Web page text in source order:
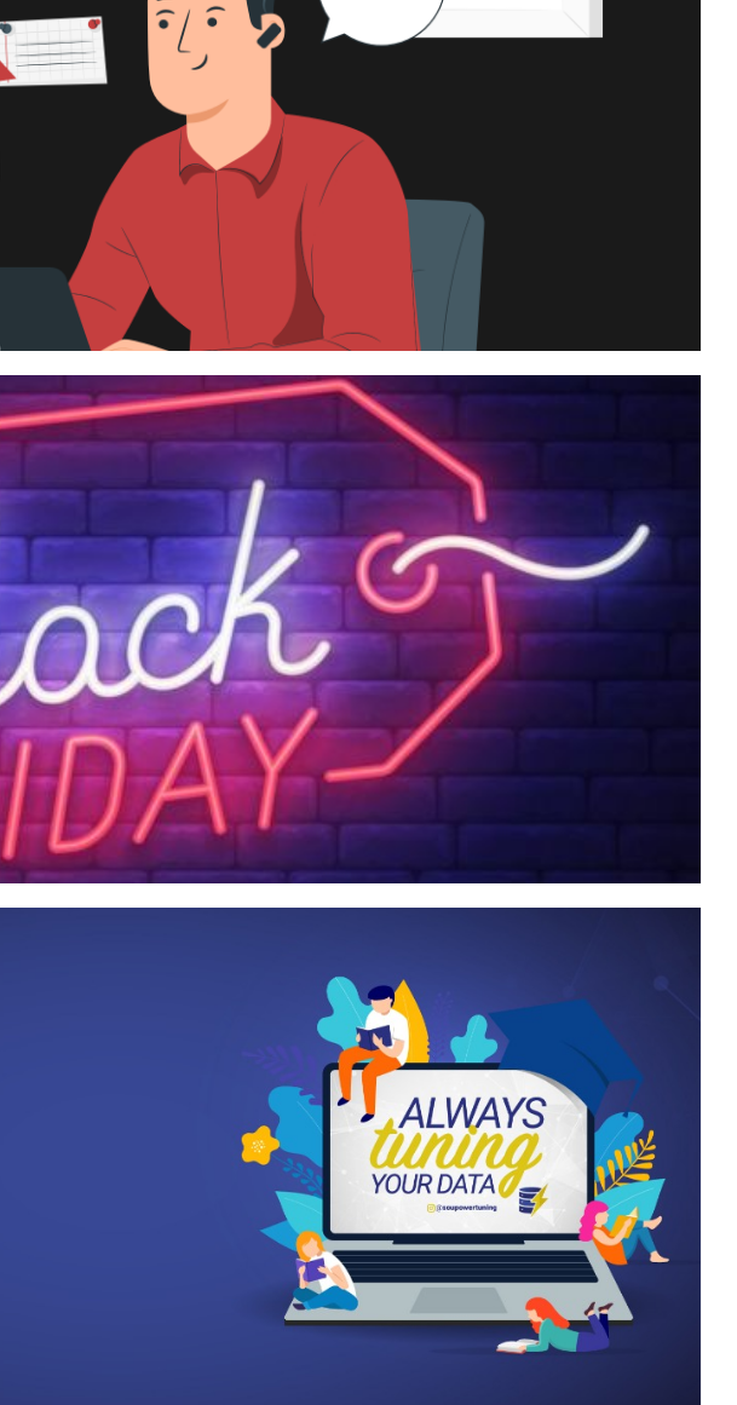
Microsoft: Simulados oficiais e